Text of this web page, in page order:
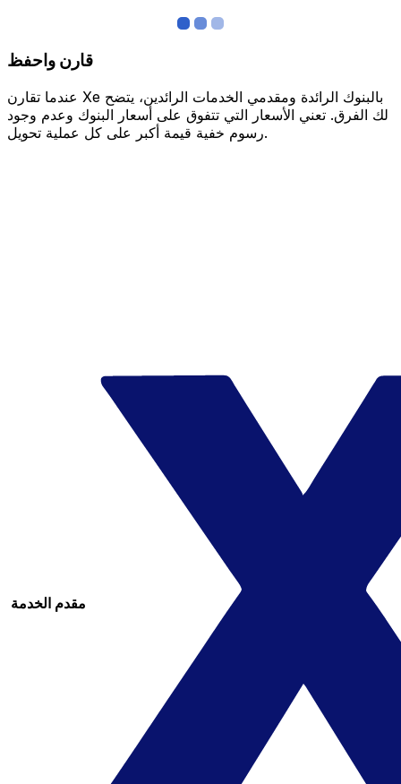
قارن واحفظ
عندما تقارن Xe بالبنوك الرائدة ومقدمي الخدمات الرائدين، يتضح
لك الفرق. تعني الأسعار التي تتفوق على أسعار البنوك وعدم وجود
رسوم خفية قيمة أكبر على كل عملية تحويل.
مقدم الخدمة